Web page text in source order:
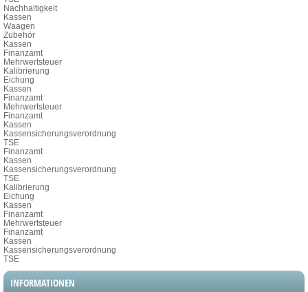
Nachhaltigkeit
Kassen
Waagen
Zubehör
Kassen
Finanzamt
Mehrwertsteuer
Kalibrierung
Eichung
Kassen
Finanzamt
Mehrwertsteuer
Finanzamt
Kassen
Kassensicherungsverordnung
TSE
Finanzamt
Kassen
Kassensicherungsverordnung
TSE
Kalibrierung
Eichung
Kassen
Finanzamt
Mehrwertsteuer
Finanzamt
Kassen
Kassensicherungsverordnung
TSE
INFORMATIONEN